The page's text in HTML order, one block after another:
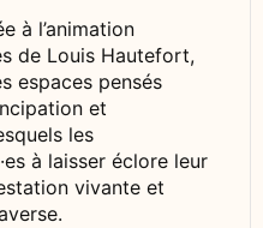
à l’animation
de Louis Hautefort,
espaces pensés
et
les
à laisser éclore leur
vivante et